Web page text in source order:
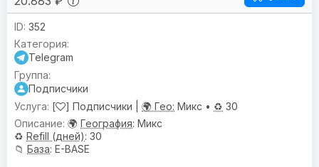
352
Telegram
Подписчики
[
] Подписчики | 🌍 Гео: Микс • ♻️ 30
🌍 География: Микс
♻️ Refill (дней): 30
📁 База: E-BASE